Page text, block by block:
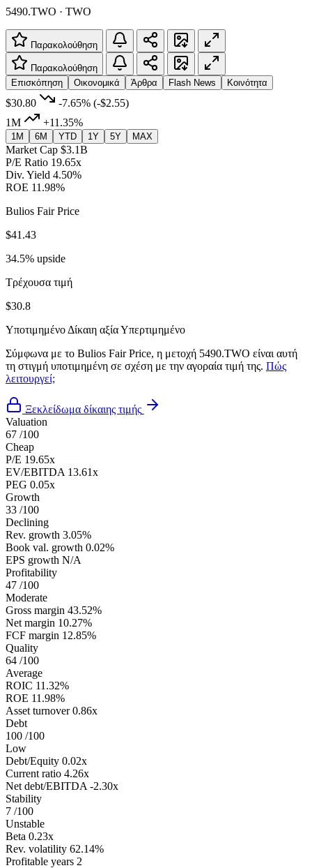
5490.TWO · TWO
Παρακολούθηση
Παρακολούθηση
Επισκόπηση
Οικονομικά Άρθρα Flash News Κοινότητα
$30.80 -7.65% (-$2.55)
1M
+11.35%
1M 6M YTD 1Y 5Y MAX
Market Cap $3.1B
P/E Ratio 19.65x
Div. Yield 4.50%
ROE 11.98%
Bulios Fair Price
$41.43
34.5% upside
Τρέχουσα τιμή
$30.8
Υποτιμημένο Δίκαιη αξίαΥπερτιμημένο
Σύμφωνα με το Bulios Fair Price, η μετοχή 5490.TWO είναι αυτή
τη στιγμή υποτιμημένη σε σχέση με την αγοραία τιμή της. Πώς
λειτουργεί;
Ξεκλείδωμα δίκαιης τιμής
Valuation
67 /100
Cheap
P/E 19.65x
EV/EBITDA 13.61x
PEG 0.05x
Growth
33 /100
Declining
Rev. growth 3.05%
Book val. growth 0.02%
EPS growth N/A
Profitability
47 /100
Moderate
Gross margin 43.52%
Net margin 10.27%
FCF margin 12.85%
Quality
64 /100
Average
ROIC 11.32%
ROE 11.98%
Asset turnover 0.86x
Debt
100 /100
Low
Debt/Equity 0.02x
Current ratio 4.26x
Net debt/EBITDA -2.30x
Stability
7 /100
Unstable
Beta 0.23x
Rev. volatility 62.14%
Profitable years 2